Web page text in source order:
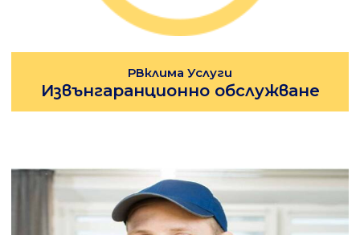
РВклима Услуги
Извънгаранционно обслужване